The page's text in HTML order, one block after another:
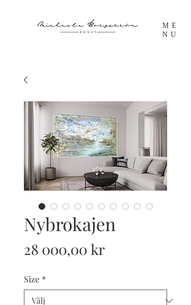
ME
NU
Nybrokajen
28 000,00 krPris
Size *